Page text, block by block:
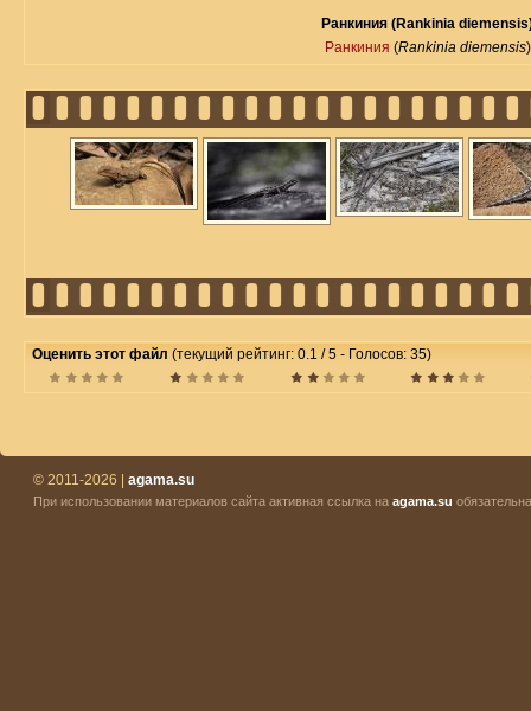
Ранкиния (Rankinia
Ранкиния (Rankinia diemensis)
Оценить этот файл (текущий рейтинг: 0.1 / 5 - Голосов: 35)
© 2011-2026 | agama.su
При использовании материалов сайта активная ссылка на agama.su